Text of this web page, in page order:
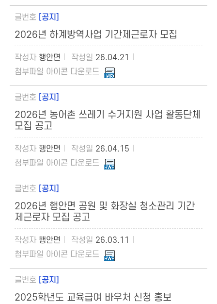
[공지]
2026년 하계방역사업 기간제근로자 모집
행안면 26.04.21
[공지]
2026년 농어촌 쓰레기 수거지원 사업 활동단체
모집 공고
행안면 26.04.15
[공지]
2026년 행안면 공원 및 화장실 청소관리 기간
제근로자 모집 공고
행안면 26.03.11
[공지]
2025학년도 교육급여 바우처 신청 홍보